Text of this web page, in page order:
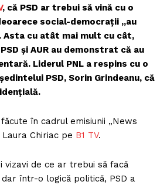
, că PSD ar trebui să vină cu o
social-democrații „au
Asta cu atât mai mult cu cât,
și AUR au demonstrat că au
Liderul PNL a respins cu o
PSD, Sorin Grindeanu, că
în cadrul emisiunii „News
Laura Chiriac pe B1 TV.
vizavi de ce ar trebui să facă
într-o logică politică, PSD a